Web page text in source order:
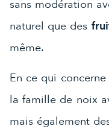
sans modération
naturel que des
même.
En ce qui concerne
la famille de noix
mais également